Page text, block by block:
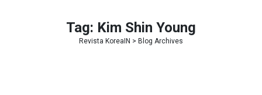
Tag: Kim Shin Young
Revista KoreaIN > Blog Archives